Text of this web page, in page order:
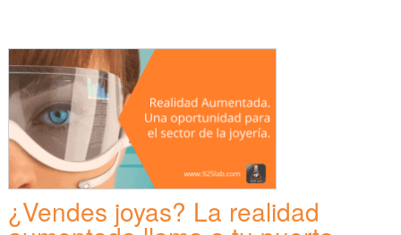
¿Vendes joyas? La realidad